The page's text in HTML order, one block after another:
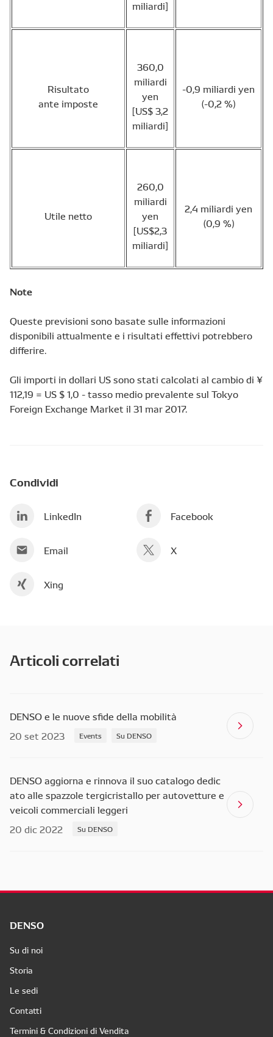
miliardi]
Risultato
ante imposte
360,0
miliardi
yen
[US$ 3,2
miliardi]
-0,9 miliardi yen
(-0,2 %)
Utile netto
260,0
miliardi
yen
[US$2,3
miliardi]
2,4 miliardi yen
(0,9 %)
Note
Queste previsioni sono basate sulle informazioni
disponibili attualmente e i risultati effettivi potrebbero
differire.
Gli importi in dollari USsono stati calcolati al cambio di ¥
112,19 = US $ 1,0 -tassomedioprevalente sul Tokyo
Foreign Exchange Market il 31 mar2017.
Condividi
LinkedIn Facebook
Email X
Xing
Articoli correlati
DENSO e le nuove sfide della mobilità
20 set 2023
Events Su DENSO
DENSO aggiorna e rinnova il suo catalogo dedic
ato alle spazzole tergicristallo per autovetture e
veicoli commerciali leggeri
20 dic 2022
Su DENSO
DENSO
Su di noi
Storia
Le sedi
Contatti
Termini & Condizioni di Vendita